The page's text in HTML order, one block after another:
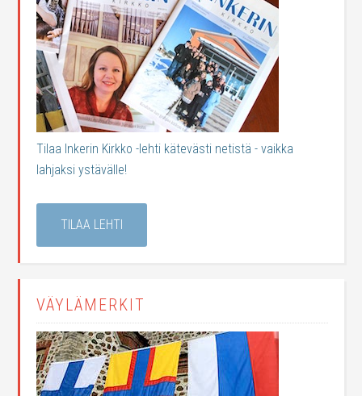
Tilaa Inkerin Kirkko -lehti kätevästi netistä - vaikka
lahjaksi ystävälle!
TILAA LEHTI
VÄYLÄMERKIT